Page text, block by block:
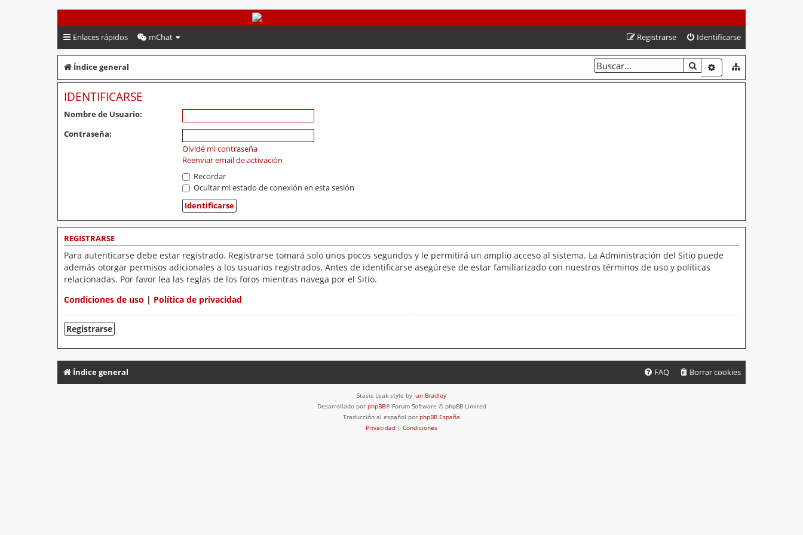
PeruVoley.com
Enlaces rápidos mChat Identificarse
Registrarse
Índice general BUSCARBÚSQUEDA
IDENTIFICARSE
Nombre de Usuario:
Contraseña:
Olvidé mi contraseña
Reenviar email de activación
Recordar
Ocultar mi estado de conexión en esta sesión
REGISTRARSE
Para autenticarse debe estar registrado. Registrarse tomará solo unos pocos segundos y le permitirá un amplio acceso al sistema. La Administración del Sitio puede
además otorgar permisos adicionales a los usuarios registrados. Antes de identificarse asegúrese de estar familiarizado con nuestros términos de uso y políticas
relacionadas. Por favor lea las reglas de los foros mientras navega por el Sitio.
Condiciones de uso | Política de privacidad
Registrarse
Índice general Borrar cookies
FAQ
Stasis Leak style by Ian Bradley
Desarrollado por phpBB® Forum Software © phpBB Limited
Traducción al español por phpBB España
Privacidad | Condiciones